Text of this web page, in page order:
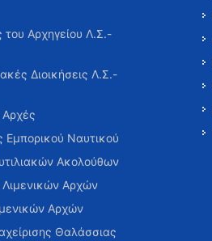
του Αρχηγείου Λ.Σ.-
Διοικήσεις Λ.Σ.-
Αρχές
Εμπορικού Ναυτικού
Ακολούθων
Λιμενικών Αρχών
Αρχών
Θαλάσσιας